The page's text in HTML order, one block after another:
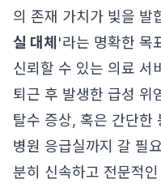
의 존재 가치가 빛을 발
실 대체 '라는 명확한 목
신뢰할 수 있는 의료 서
퇴근 후 발생한 급성 위
탈수 증상, 혹은 간단한
병원 응급실까지 갈 필
분히 신속하고 전문적